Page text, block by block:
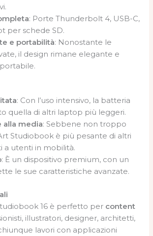
: Porte Thunderbolt 4, USB-C,
per schede SD.
e portabilità: Nonostante le
il design rimane elegante e
: Con l’uso intensivo, la batteria
quella di altri laptop più leggeri.
alla media: Sebbene non troppo
Studiobook è più pesante di altri
a utenti in mobilità.
: È un dispositivo premium, con un
le sue caratteristiche avanzate.
16 è perfetto per content
illustratori, designer, architetti,
lavori con applicazioni